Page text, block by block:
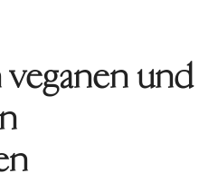
veganen und